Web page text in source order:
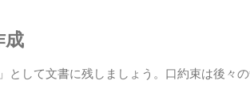
成
して文書に残しましょう。口約束は後々の